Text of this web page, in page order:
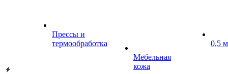
Прессы и
термообработка
Мебельная
кожа
0,5